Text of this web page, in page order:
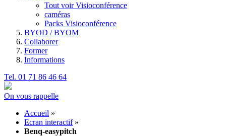
Tout voir Visioconférence
caméras
Packs Visioconférence
BYOD / BYOM
Collaborer
Former
Informations
Tel. 01 71 86 46 64
On vous rappelle
Accueil »
Ecran interactif »
Benq-easypitch